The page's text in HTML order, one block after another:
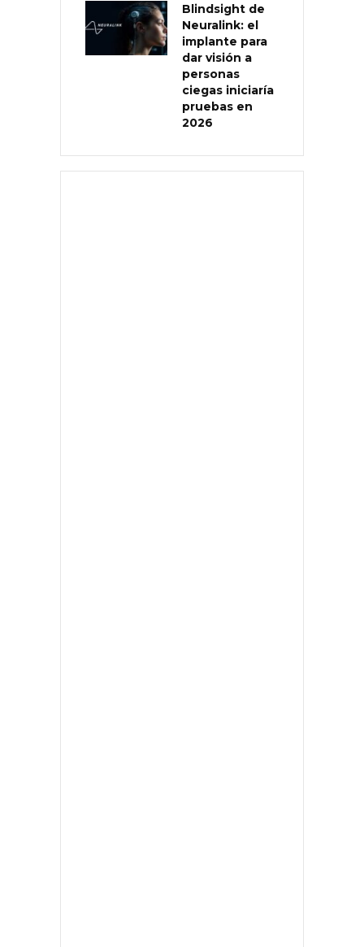
Blindsight de
Neuralink: el
implante para
dar visión a
personas
ciegas iniciaría
pruebas en
2026